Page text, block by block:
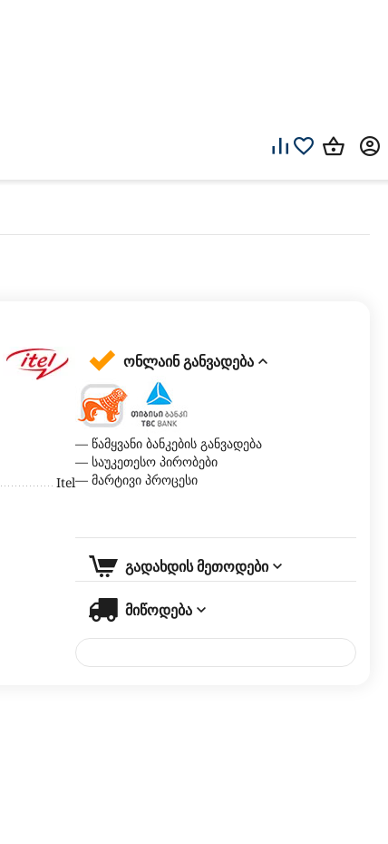
Itel
ონლაინ განვადება
— წამყვანი ბანკების განვადება
— საუკეთესო პირობები
— მარტივი პროცესი
გადახდის მეთოდები
მიწოდება